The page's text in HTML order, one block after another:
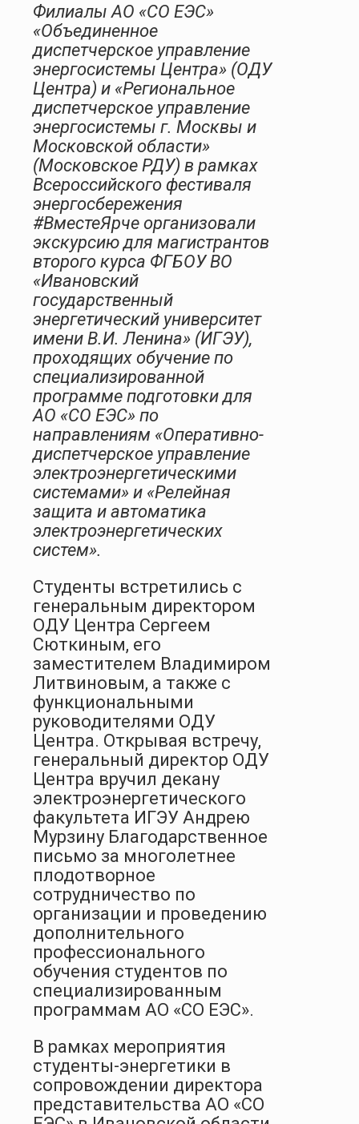
Филиалы АО «СО ЕЭС»
«Объединенное
диспетчерское управление
энергосистемы Центра» (ОДУ
Центра) и «Региональное
диспетчерское управление
энергосистемы г. Москвы и
Московской области»
(Московское РДУ) в рамках
Всероссийского фестиваля
энергосбережения
#ВместеЯрче организовали
экскурсию для магистрантов
второго курса ФГБОУ ВО
«Ивановский
государственный
энергетический университет
имени В.И. Ленина» (ИГЭУ),
проходящих обучение по
специализированной
программе подготовки для
АО «СО ЕЭС» по
направлениям «Оперативно-
диспетчерское управление
электроэнергетическими
системами» и «Релейная
защита и автоматика
электроэнергетических
систем».
Студенты встретились с
генеральным директором
ОДУ Центра Сергеем
Сюткиным, его
заместителем Владимиром
Литвиновым, а также с
функциональными
руководителями ОДУ
Центра. Открывая встречу,
генеральный директор ОДУ
Центра вручил декану
электроэнергетического
факультета ИГЭУ Андрею
Мурзину Благодарственное
письмо за многолетнее
плодотворное
сотрудничество по
организации и проведению
дополнительного
профессионального
обучения студентов по
специализированным
программам АО «СО ЕЭС».
В рамках мероприятия
студенты-энергетики в
сопровождении директора
представительства АО «СО